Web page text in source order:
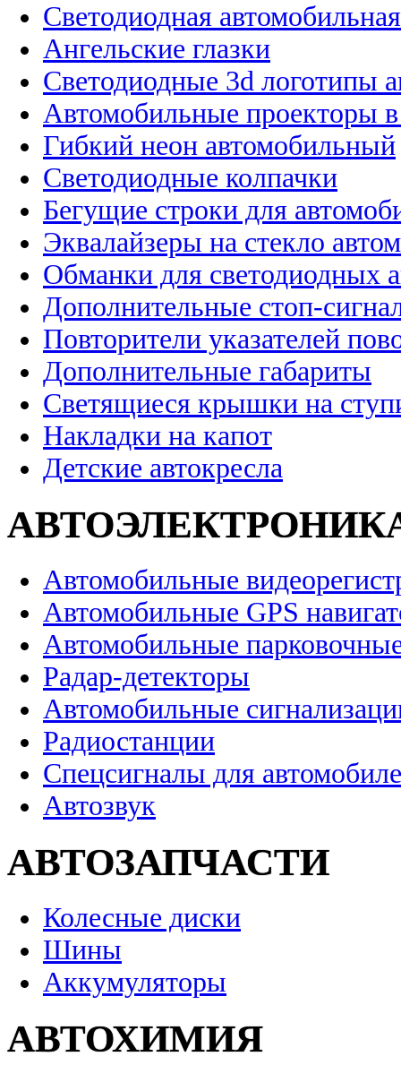
Светодиодная
Ангельские глазки
Светодиодные 3d логотипы
Автомобильные проекторы
Гибкий неон автомобильный
Светодиодные колпачки
Бегущие строки для
Эквалайзеры на стекло
Обманки для светодиодных
Дополнительные стоп-
Повторители указателей
Дополнительные габариты
Светящиеся крышки на
Накладки на капот
Детские автокресла
Автомобильные
Автомобильные GPS
Автомобильные
Радар-детекторы
Автомобильные
Радиостанции
Спецсигналы для
Автозвук
АВТОЗАПЧАСТИ
Колесные диски
Шины
Аккумуляторы
АВТОХИМИЯ